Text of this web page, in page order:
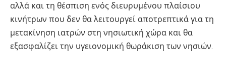
αλλά και τη θέσπιση ενός διευρυμένου πλαίσιου
κινήτρων που δεν θα λειτουργεί αποτρεπτικά για τη
μετακίνηση ιατρών στη νησιωτική χώρα και θα
εξασφαλίζει την υγειονομική θωράκιση των νησιών.